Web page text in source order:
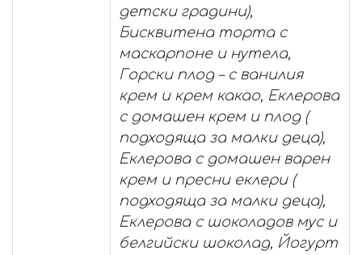
детски градини),
Бисквитена торта с
маскарпоне и нутела,
Горски плод – с ванилия
крем и крем какао, Еклерова
с домашен крем и плод (
подходяща за малки деца),
Еклерова с домашен варен
крем и пресни еклери (
подходяща за малки деца),
Еклерова с шоколадов мус и
белгийски шоколад, Йогурт